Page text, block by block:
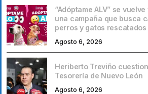
“Adóptame ALV” se
una campaña que busca
perros y gatos rescatados
Agosto 6, 2026
Heriberto Treviño
Tesorería de Nuevo León
Agosto 6, 2026